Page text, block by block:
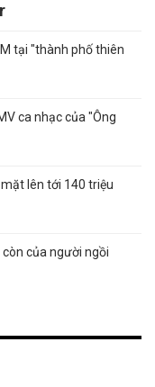
tại "thành phố thiên
ca nhạc của "Ông
lên tới 140 triệu
của người ngồi